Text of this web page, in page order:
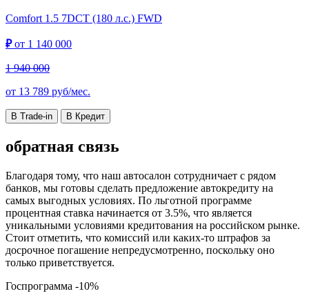
Comfort 1.5 7DCT (180 л.с.) FWD
₽от 1 140 000
1 940 000
от 13 789 руб/мес.
В Trade-in В Кредит
обратная связь
Благодаря тому, что наш автосалон сотрудничает с рядом
банков, мы готовы сделать предложение автокредиту на
самых выгодных условиях. По льготной программе
процентная ставка начинается от 3.5%, что является
уникальными условиями кредитования на российском рынке.
Стоит отметить, что комиссий или каких-то штрафов за
досрочное погашение непредусмотренно, поскольку оно
только приветствуется.
Госпрограмма -10%